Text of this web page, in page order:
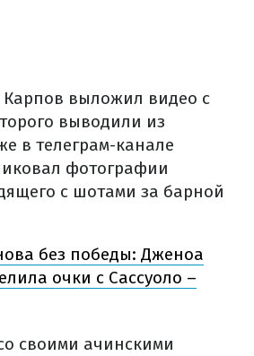
выложил видео с
выводили из
в телеграм-канале
фотографии
с шотами за барной
без победы: Дженоа
очки с Сассуоло –
своими ачинскими